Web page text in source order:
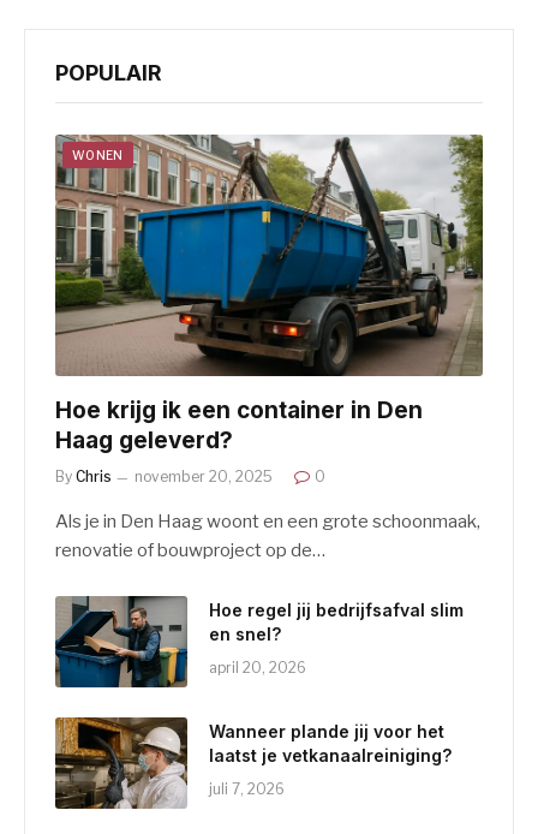
POPULAIR
WONEN
Hoe krijg ik een container in Den
Haag geleverd?
By Chris november 20, 2025 0
Als je in Den Haag woont en een grote schoonmaak,
renovatie of bouwproject op de…
Hoe regel jij bedrijfsafval slim
en snel?
april 20, 2026
Wanneer plande jij voor het
laatst je vetkanaalreiniging?
juli 7, 2026